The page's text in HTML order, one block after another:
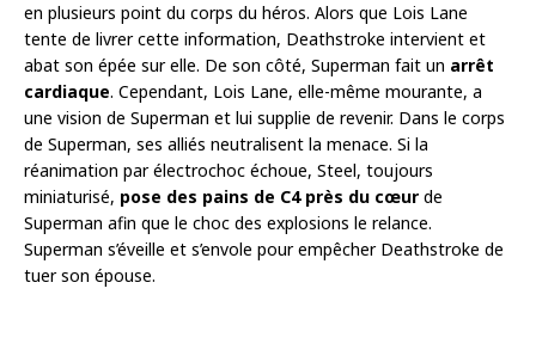
en plusieurs point du corps du héros. Alors que Lois Lane
tente de livrer cette information, Deathstroke intervient et
abat son épée sur elle. De son côté, Superman fait un arrêt
cardiaque. Cependant, Lois Lane, elle-même mourante, a
une vision de Superman et lui supplie de revenir. Dans le corps
de Superman, ses alliés neutralisent la menace. Si la
réanimation par électrochoc échoue, Steel, toujours
miniaturisé, pose des pains de C4 près du cœur de
Superman afin que le choc des explosions le relance.
Superman s’éveille et s’envole pour empêcher Deathstroke de
tuer son épouse.